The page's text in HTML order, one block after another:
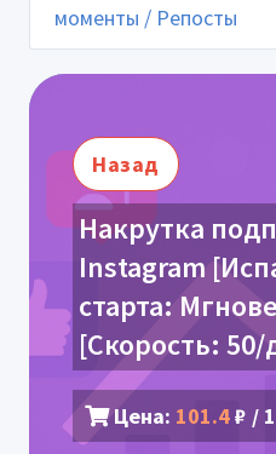
моменты / Репосты
Назад
Накрутка
Instagram
старта:
[Скорость:
Цена: 101.4₽ /